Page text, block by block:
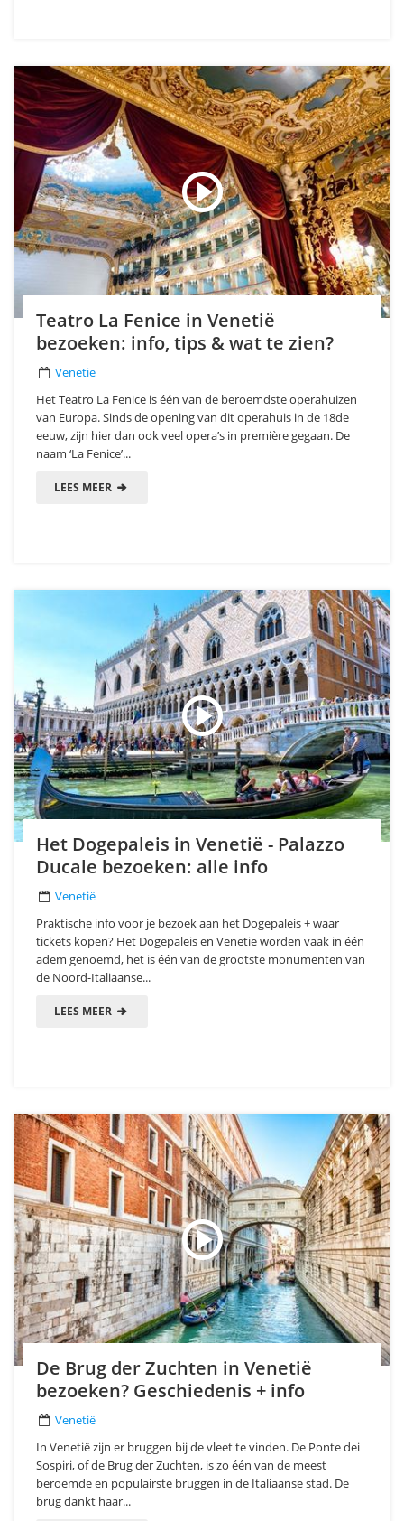
Teatro La Fenice in Venetië
bezoeken: info, tips & wat te zien?
Venetië
Het Teatro La Fenice is één van de beroemdste operahuizen
van Europa. Sinds de opening van dit operahuis in de 18de
eeuw, zijn hier dan ook veel opera’s in première gegaan. De
naam ‘La Fenice’...
LEES MEER
Het Dogepaleis in Venetië - Palazzo
Ducale bezoeken: alle info
Venetië
Praktische info voor je bezoek aan het Dogepaleis + waar
tickets kopen? Het Dogepaleis en Venetië worden vaak in één
adem genoemd, het is één van de grootste monumenten van
de Noord-Italiaanse...
LEES MEER
De Brug der Zuchten in Venetië
bezoeken? Geschiedenis + info
Venetië
In Venetië zijn er bruggen bij de vleet te vinden. De Ponte dei
Sospiri, of de Brug der Zuchten, is zo één van de meest
beroemde en populairste bruggen in de Italiaanse stad. De
brug dankt haar...